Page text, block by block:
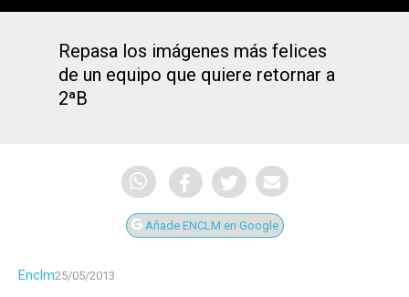
Repasa los imágenes más felices
de un equipo que quiere retornar a
2ªB
Añade ENCLM en Google
Enclm25/05/2013